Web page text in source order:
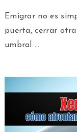
Emigrar no es
puerta, cerrar
umbral …